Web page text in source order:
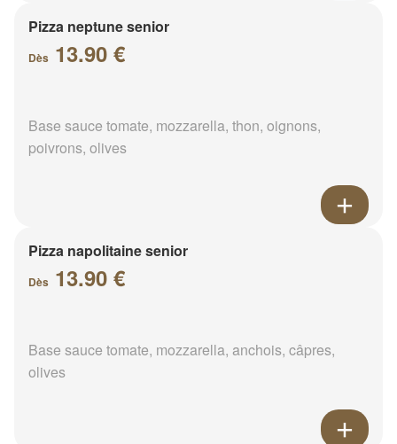
Pizza neptune senior
Dès 13.90 €
Base sauce tomate, mozzarella, thon, oignons,
poivrons, olives
Pizza napolitaine senior
Dès 13.90 €
Base sauce tomate, mozzarella, anchois, câpres,
olives